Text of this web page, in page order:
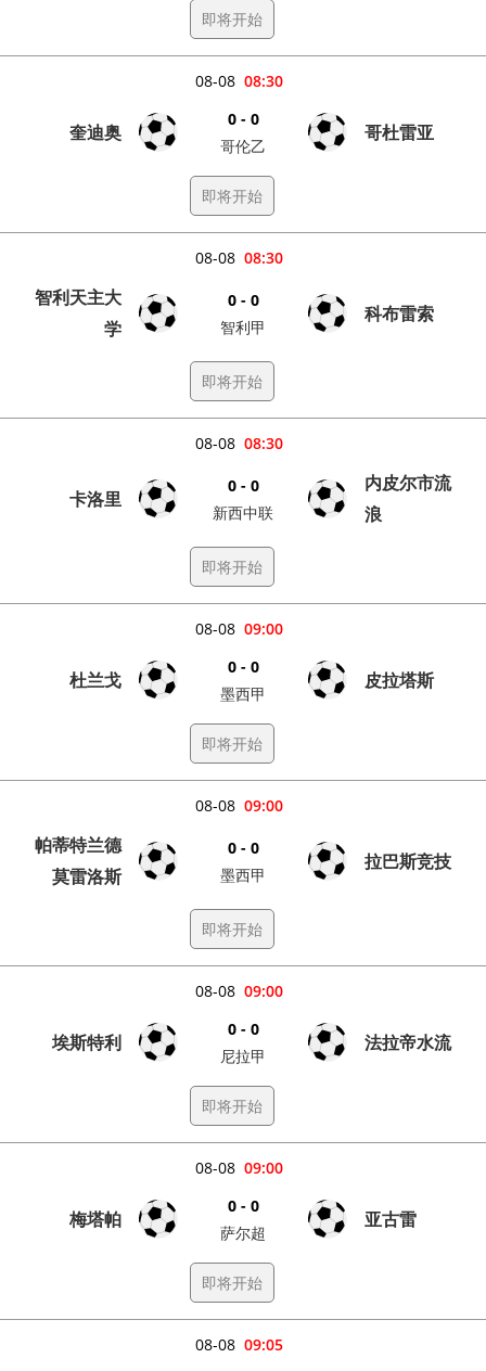
即将开始
08:30
08-08
奎迪奥
0 - 0
哥伦乙
哥杜雷亚
即将开始
08:30
08-08
智利天主大
学
0 - 0
智利甲
科布雷索
即将开始
08:30
08-08
卡洛里
0 - 0
新西中联
内皮尔市流
浪
即将开始
09:00
08-08
杜兰戈
0 - 0
墨西甲
皮拉塔斯
即将开始
09:00
08-08
帕蒂特兰德
莫雷洛斯
0 - 0
墨西甲
拉巴斯竞技
即将开始
09:00
08-08
埃斯特利
0 - 0
尼拉甲
法拉帝水流
即将开始
09:00
08-08
梅塔帕
0 - 0
萨尔超
亚古雷
即将开始
09:05
08-08